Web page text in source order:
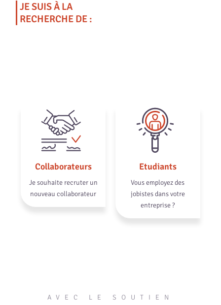
JE SUIS À LA
RECHERCHE DE :
Collaborateurs
Je souhaite recruter un
nouveau collaborateur
Etudiants
Vous employez des
jobistes dans votre
entreprise ?
AVEC LE SOUTIEN